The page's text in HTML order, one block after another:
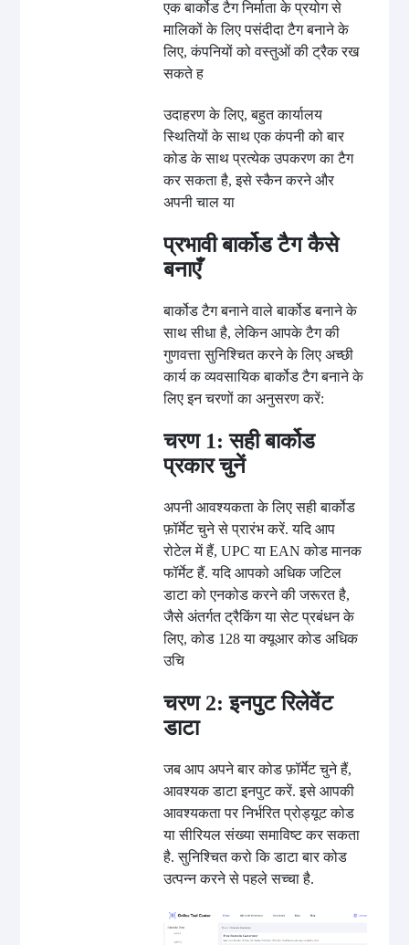
एक बार्कोड टैग निर्माता के प्रयोग से
मालिकों के लिए पसंदीदा टैग बनाने के
लिए, कंपनियों को वस्तुओं की ट्रैक रख
सकते ह
उदाहरण के लिए, बहुत कार्यालय
स्थितियों के साथ एक कंपनी को बार
कोड के साथ प्रत्येक उपकरण का टैग
कर सकता है, इसे स्कैन करने और
अपनी चाल या
प्रभावी बार्कोड टैग कैसे
बनाएँ
बार्कोड टैग बनाने वाले बार्कोड बनाने के
साथ सीधा है, लेकिन आपके टैग की
गुणवत्ता सुनिश्चित करने के लिए अच्छी
कार्य क व्यवसायिक बार्कोड टैग बनाने के
लिए इन चरणों का अनुसरण करें:
चरण 1: सही बार्कोड
प्रकार चुनें
अपनी आवश्यकता के लिए सही बार्कोड
फ़ॉर्मेट चुने से प्रारंभ करें. यदि आप
रोटेल में हैं, UPC या EAN कोड मानक
फॉर्मेट हैं. यदि आपको अधिक जटिल
डाटा को एनकोड करने की जरूरत है,
जैसे अंतर्गत ट्रैकिंग या सेट प्रबंधन के
लिए, कोड 128 या क्यूआर कोड अधिक
उचि
चरण 2: इनपुट रिलेवेंट
डाटा
जब आप अपने बार कोड फ़ॉर्मेट चुने हैं,
आवश्यक डाटा इनपुट करें. इसे आपकी
आवश्यकता पर निर्भरित प्रोड्यूट कोड
या सीरियल संख्या समाविष्ट कर सकता
है. सुनिश्चित करो कि डाटा बार कोड
उत्पन्न करने से पहले सच्चा है.